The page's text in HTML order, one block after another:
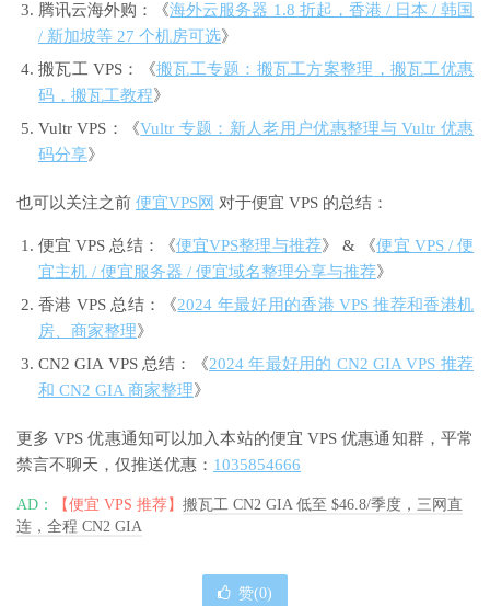
腾讯云海外购：《海外云服务器 1.8 折起，香港 / 日本 / 韩国
/ 新加坡等 27 个机房可选》
搬瓦工 VPS：《搬瓦工专题：搬瓦工方案整理，搬瓦工优惠
码，搬瓦工教程》
Vultr VPS：《Vultr 专题：新人老用户优惠整理与 Vultr 优惠
码分享》
也可以关注之前 便宜VPS网 对于便宜 VPS 的总结：
便宜 VPS 总结：《便宜VPS整理与推荐》 & 《便宜 VPS / 便
宜主机 / 便宜服务器 / 便宜域名整理分享与推荐》
香港 VPS 总结：《2024 年最好用的香港 VPS 推荐和香港机
房、商家整理》
CN2 GIA VPS 总结：《2024 年最好用的 CN2 GIA VPS 推荐
和 CN2 GIA 商家整理》
更多 VPS 优惠通知可以加入本站的便宜 VPS 优惠通知群，平常
禁言不聊天，仅推送优惠： 1035854666
AD： 【便宜 VPS 推荐】 搬瓦工 CN2 GIA 低至 $46.8/季度，三网直
连，全程 CN2 GIA
赞(0)